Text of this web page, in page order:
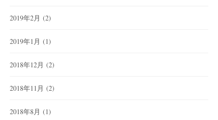
2019年2月 (2)
2019年1月 (1)
2018年12月 (2)
2018年11月 (2)
2018年8月 (1)